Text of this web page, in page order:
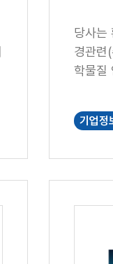
당사는
경관련
학물질
인안
치를
기업정